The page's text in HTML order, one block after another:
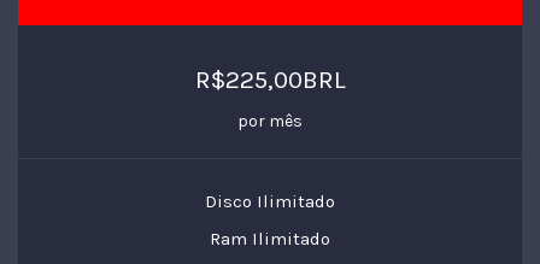
R$225,00BRL
por mês
Disco Ilimitado
Ram Ilimitado